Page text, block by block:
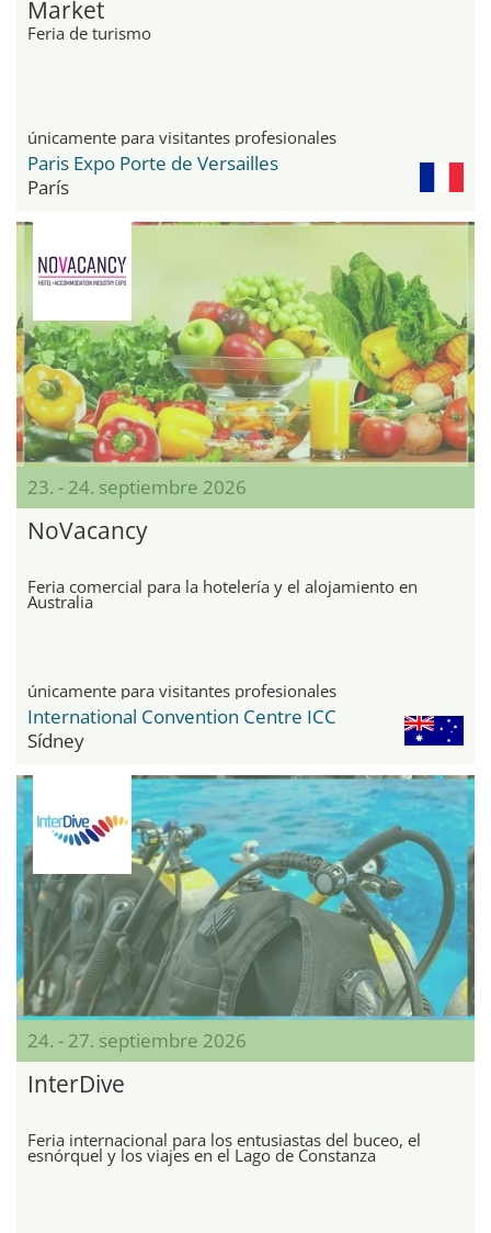
Market
Feria de turismo
únicamente para visitantes profesionales
Paris Expo Porte de Versailles
París
23. - 24. septiembre 2026
NoVacancy
Feria comercial para la hotelería y el alojamiento en
Australia
únicamente para visitantes profesionales
International Convention Centre ICC
Sídney
24. - 27. septiembre 2026
InterDive
Feria internacional para los entusiastas del buceo, el
esnórquel y los viajes en el Lago de Constanza